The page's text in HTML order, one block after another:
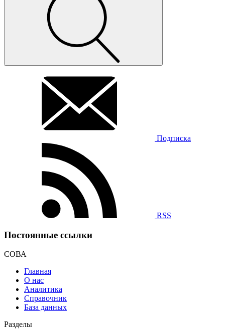
Подписка
RSS
Постоянные ссылки
СОВА
Главная
О нас
Аналитика
Справочник
База данных
Разделы